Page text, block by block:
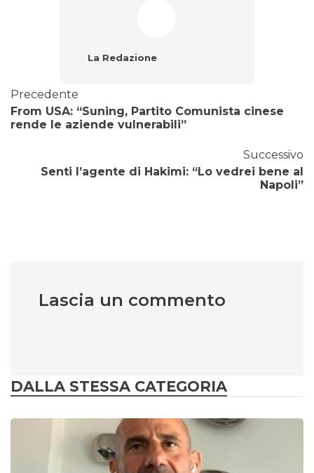
La Redazione
Precedente
From USA: “Suning, Partito Comunista cinese
rende le aziende vulnerabili”
Successivo
Senti l’agente di Hakimi: “Lo vedrei bene al
Napoli”
Lascia un commento
DALLA STESSA CATEGORIA